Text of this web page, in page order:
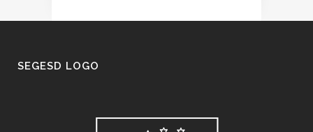
SEGESD LOGO